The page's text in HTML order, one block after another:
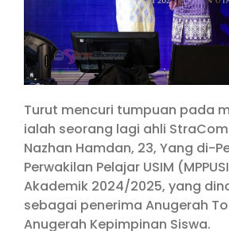
Turut mencuri tumpuan pada
ialah seorang lagi ahli
Nazhan Hamdan, 23, Yang di-
Perwakilan Pelajar USIM
Akademik 2024/2025, yang
sebagai penerima Anugerah
Anugerah Kepimpinan Siswa.